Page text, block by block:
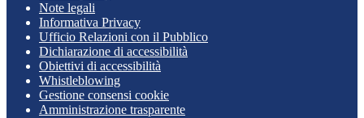
Note legali
Informativa Privacy
Ufficio Relazioni con il Pubblico
Dichiarazione di accessibilità
Obiettivi di accessibilità
Whistleblowing
Gestione consensi cookie
Amministrazione trasparente